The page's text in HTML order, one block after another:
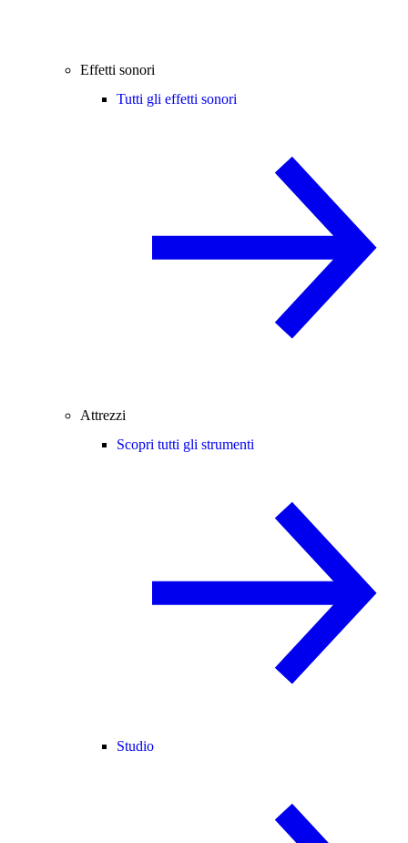
Effetti sonori
Tutti gli effetti sonori
Attrezzi
Scopri tutti gli strumenti
Studio